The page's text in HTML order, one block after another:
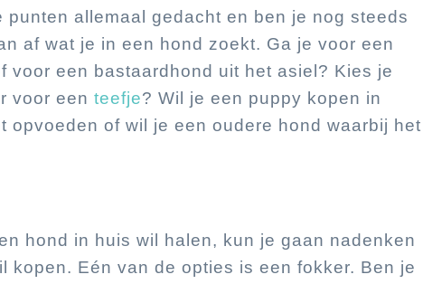
punten allemaal gedacht en ben je nog steeds
af wat je in een hond zoekt. Ga je voor een
voor een bastaardhond uit het asiel? Kies je
voor een teefje? Wil je een puppy kopen in
opvoeden of wil je een oudere hond waarbij het
hond in huis wil halen, kun je gaan nadenken
kopen. Eén van de opties is een fokker. Ben je